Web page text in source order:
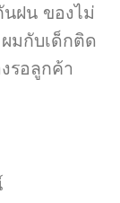
นฝน ของไม่
มกับเด็กติด
รอลูกค้า